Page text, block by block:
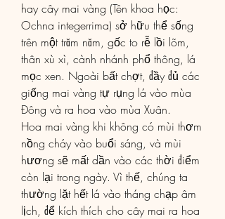
hay cây mai vàng (Tên khoa học:
Ochna integerrima) sở hữu thể sống
trên một trăm năm, gốc to rễ lồi lõm,
thân xù xì, cành nhánh phổ thông, lá
mọc xen. Ngoài bất chợt, đầy đủ các
giống mai vàng tự rụng lá vào mùa
Đông và ra hoa vào mùa Xuân.
Hoa mai vàng khi không có mùi thơm
nồng cháy vào buổi sáng, và mùi
hương sẽ mất dần vào các thời điểm
còn lại trong ngày. Vì thế, chúng ta
thường lặt hết lá vào tháng chạp âm
lịch, để kích thích cho cây mai ra hoa